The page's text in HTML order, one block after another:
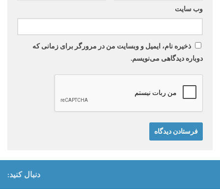
وب‌ سایت
ذخیره نام، ایمیل و وبسایت من در مرورگر برای زمانی که
دوباره دیدگاهی می‌نویسم.
دنبال کنید: